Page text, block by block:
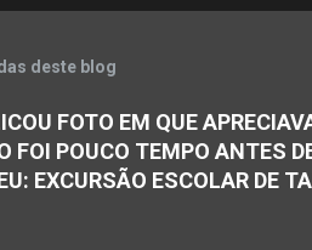
deste blog
FOTO EM QUE
FOI POUCO TEMPO ANTES
EXCURSÃO ESCOLAR DE